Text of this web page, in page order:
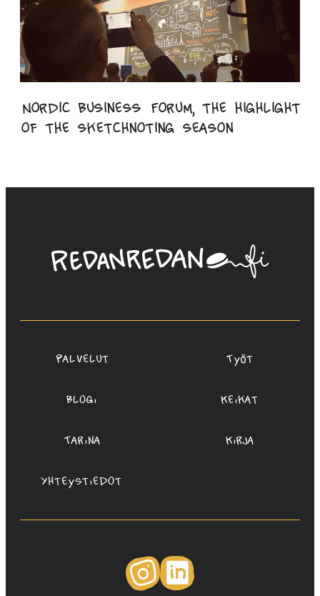
Nordic Business Forum, the highlight
of the sketchnoting season
Linda
Saukko-
Oy
Palvelut Työt
Blogi Keikat
Tarina Kirja
Yhteystiedot
Instagram